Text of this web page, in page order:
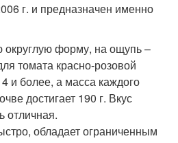
г. и предназначен именно
форму, на ощупь –
томата красно-розовой
и более, а масса каждого
достигает 190 г. Вкус
отличная.
обладает ограниченным